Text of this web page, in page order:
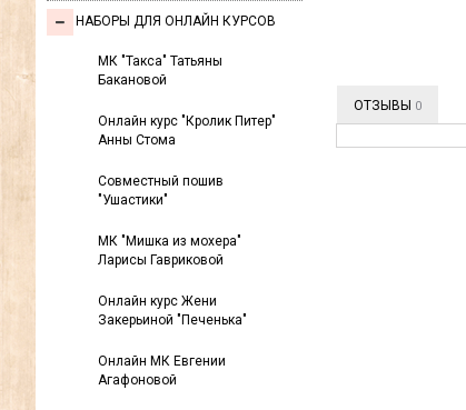
НАБОРЫ ДЛЯ ОНЛАЙН КУРСОВ
МК "Такса" Татьяны
Бакановой
Онлайн курс "Кролик Питер"
Анны Стома
Совместный пошив
"Ушастики"
МК "Мишка из мохера"
Ларисы Гавриковой
Онлайн курс Жени
Закерьиной "Печенька"
Онлайн МК Евгении
Агафоновой
ОТЗЫВЫ 0